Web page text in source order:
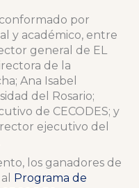
por
y académico, entre
general de EL
de la
Ana Isabel
del Rosario;
de CECODES; y
ejecutivo del
los ganadores de
Programa de